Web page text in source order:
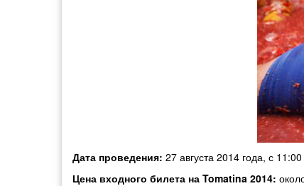
Дата проведения: 27 августа 2014 года, с
Цена входного билета на Tomatina 2014: